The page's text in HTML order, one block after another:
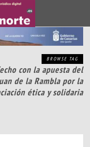
BROWSE TAG
con la apuesta del
de la Rambla por la
ética y solidaria